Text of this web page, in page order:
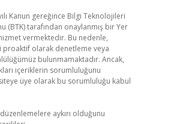
Kanun gereğince Bilgi Teknolojileri
(BTK) tarafından onaylanmış bir Yer
vermektedir. Bu nedenle,
proaktif olarak denetleme veya
bulunmamaktadır. Ancak,
içeriklerin sorumluluğunu
üye olarak bu sorumluluğu kabul
aykırı olduğunu